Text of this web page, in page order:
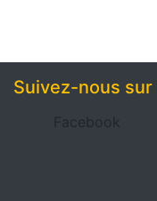
Suivez-nous
Facebook